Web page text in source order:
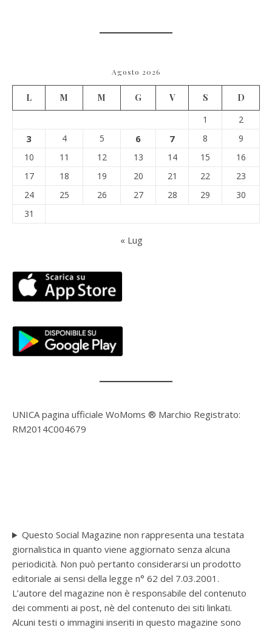
Agosto 2026
L M M G V S
D
1
2
3 4 5 6 7 8
9
10
11 12 13 14 15
16
17
18 19 20 21 22
23
24
25 26 27 28 29
30
31
« Lug
UNICA pagina ufficiale WoMoms ® Marchio Registrato:
RM2014C004679
Questo Social Magazine non rappresenta una testata
giornalistica in quanto viene aggiornato senza alcuna
periodicità. Non può pertanto considerarsi un prodotto
editoriale ai sensi della legge n° 62 del 7.03.2001.
L’autore del magazine non è responsabile del contenuto
dei commenti ai post, nè del contenuto dei siti linkati.
Alcuni testi o immagini inseriti in questo magazine sono